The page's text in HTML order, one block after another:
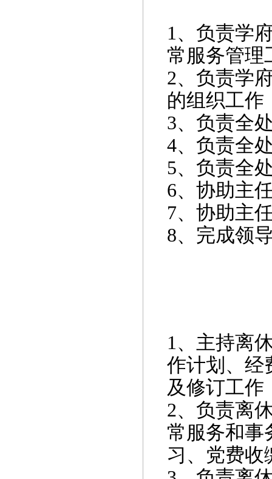
1、负责学
常服务管理
2、负责学
的组织工作
3、负责全
4、负责全
5、负责全
6、协助主
7、协助主
8、完成领
1、主持离
作计划、经
及修订工作
2、负责离
常服务和事
习、党费收